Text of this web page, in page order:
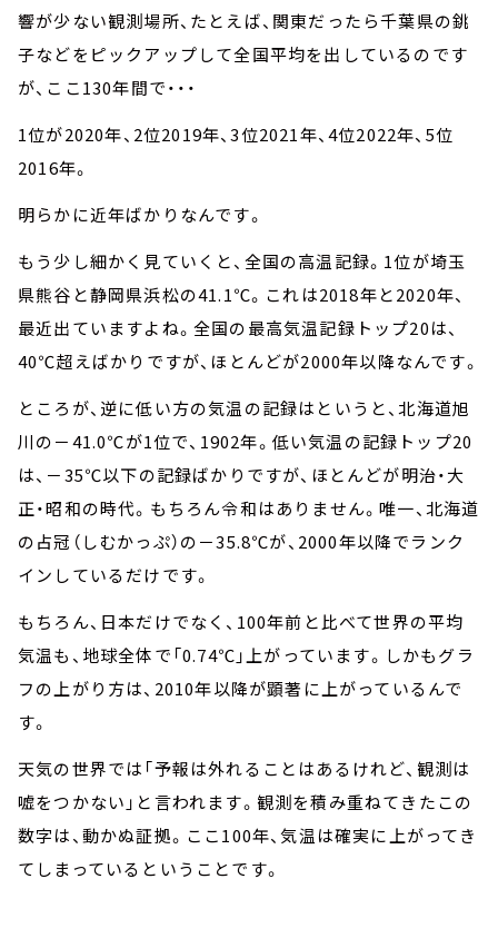
響が少ない観測場所、たとえば、関東だったら千葉県の銚
子などをピックアップして全国平均を出しているのです
が、ここ130年間で・・・
1位が2020年、2位2019年、3位2021年、4位2022年、5位
2016年。
明らかに近年ばかりなんです。
もう少し細かく見ていくと、全国の高温記録。1位が埼玉
県熊谷と静岡県浜松の41.1℃。これは2018年と2020年、
最近出ていますよね。全国の最高気温記録トップ20は、
40℃超えばかりですが、ほとんどが2000年以降なんです。
ところが、逆に低い方の気温の記録はというと、北海道旭
川の－41.0℃が1位で、1902年。低い気温の記録トップ20
は、－35℃以下の記録ばかりですが、ほとんどが明治・大
正・昭和の時代。もちろん令和はありません。唯一、北海道
の占冠（しむかっぷ）の－35.8℃が、2000年以降でランク
インしているだけです。
もちろん、日本だけでなく、100年前と比べて世界の平均
気温も、地球全体で「0.74℃」上がっています。しかもグラ
フの上がり方は、2010年以降が顕著に上がっているんで
す。
天気の世界では「予報は外れることはあるけれど、観測は
嘘をつかない」と言われます。観測を積み重ねてきたこの
数字は、動かぬ証拠。ここ100年、気温は確実に上がってき
てしまっているということです。